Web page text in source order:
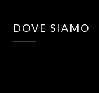
DOVE SIAMO